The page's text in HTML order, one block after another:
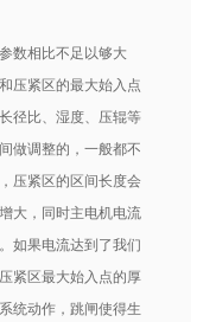
数相比不足以够大
压紧区的最大始入点
径比、湿度、压辊等
做调整的，一般都不
压紧区的区间长度会
大，同时主电机电流
如果电流达到了我们
紧区最大始入点的厚
统动作，跳闸使得生